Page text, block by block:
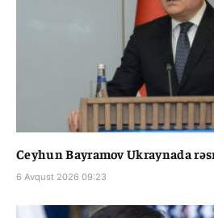
Ceyhun Bayramov Ukraynada
6 Avqust 2026 09:23